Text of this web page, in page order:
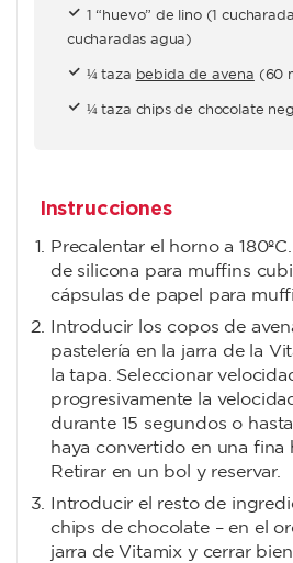
1 “huevo” de lino (1
cucharadas agua)
¼ taza bebida de avena (60
¼ taza chips de chocolate
Instrucciones
Precalentar el horno a
de silicona para muffins
cápsulas de papel para
Introducir los copos de
pastelería en la jarra de la
la tapa. Seleccionar
progresivamente la
durante 15 segundos o
haya convertido en una fina
Retirar en un bol y reservar.
Introducir el resto de
chips de chocolate – en el
jarra de Vitamix y cerrar